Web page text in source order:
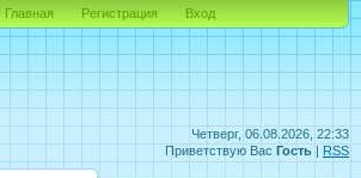
Четверг, 06.08.2026, 22:33
Приветствую Вас Гость | RSS
Главная Регистрация Вход